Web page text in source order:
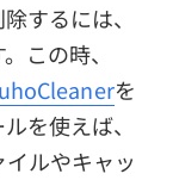
するには、
この時、
を
を使えば、
ルやキャッ